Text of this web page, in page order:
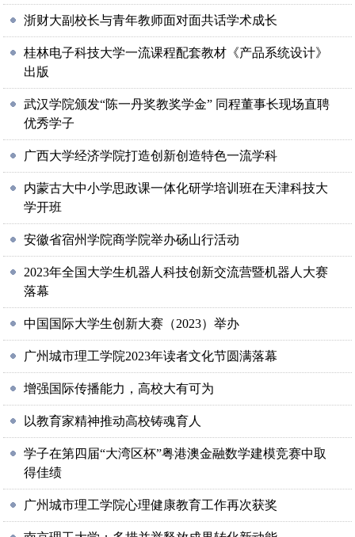
浙财大副校长与青年教师面对面共话学术成长
桂林电子科技大学一流课程配套教材《产品系统设计》
出版
武汉学院颁发“陈一丹奖教奖学金” 同程董事长现场直聘
优秀学子
广西大学经济学院打造创新创造特色一流学科
内蒙古大中小学思政课一体化研学培训班在天津科技大
学开班
安徽省宿州学院商学院举办砀山行活动
2023年全国大学生机器人科技创新交流营暨机器人大赛
落幕
中国国际大学生创新大赛（2023）举办
广州城市理工学院2023年读者文化节圆满落幕
增强国际传播能力，高校大有可为
以教育家精神推动高校铸魂育人
学子在第四届“大湾区杯”粤港澳金融数学建模竞赛中取
得佳绩
广州城市理工学院心理健康教育工作再次获奖